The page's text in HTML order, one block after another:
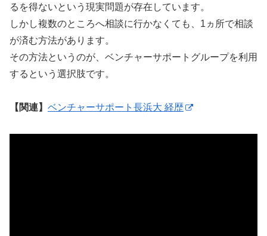
るを得ないという現実問題が存在しています。
しかし複数のところへ相談に行かなくても、1ヵ所で相談
が済む方法があります。
その方法というのが、ベンチャーサポートグループを利用
するという選択肢です。
【関連】 ベンチャーサポート長浜大 経歴